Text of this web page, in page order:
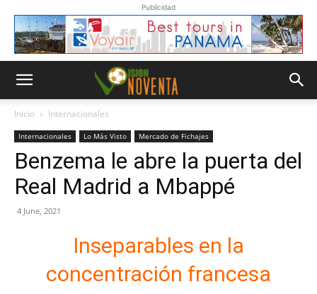
Publicidad
Inicio Internacionales
Internacionales Lo Más Visto Mercado de Fichajes
Benzema le abre la puerta del
Real Madrid a Mbappé
4 June, 2021
Inseparables en la
concentración francesa